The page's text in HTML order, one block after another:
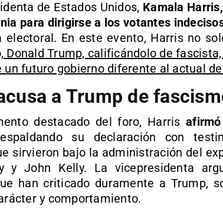
de Estados Unidos, Kamala
para dirigirse a los votantes
electoral. En este evento, Harris no
Donald Trump, calificándolo de
un futuro gobierno diferente al actual
a Trump de
destacado del foro, Harrisafirmó
su declaración con
sirvieron bajo la administración del
y John Kelly. La vicepresidenta
han criticado duramente a Trump,
y comportamiento.